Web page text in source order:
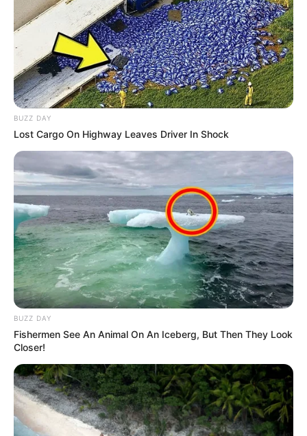
BUZZ DAY
Lost Cargo On Highway Leaves Driver In Shock
BUZZ DAY
Fishermen See An Animal On An Iceberg, But Then They Look
Closer!